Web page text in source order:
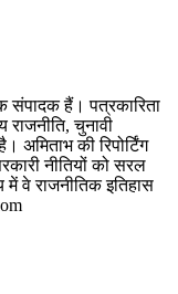
संपादक हैं। पत्रकारिता
चुनावी
अमिताभ की रिपोर्टिंग
नीतियों को सरल
वे राजनीतिक इतिहास